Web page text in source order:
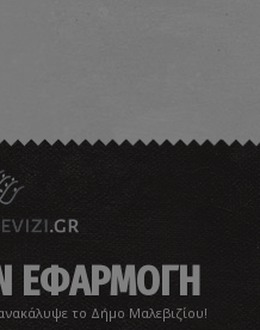
~3.9Km
ΕΦΑΡΜΟΓΗ
το Δήμο Μαλεβιζίου!